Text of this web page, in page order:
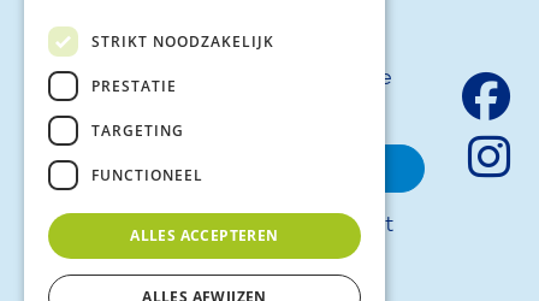
nieuwsbrief
Blijf op de hoogte van al ons laatste
nieuws en updates.
inschrijven
© 2026 - Vita Compleet
Algemene voorwaarden
Huisregels
STRIKT NOODZAKELIJK
PRESTATIE
TARGETING
FUNCTIONEEL
ALLES ACCEPTEREN
ALLES AFWIJZEN